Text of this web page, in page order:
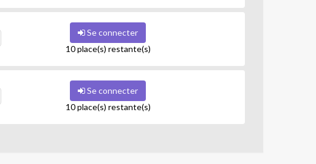
Se connecter
10 place(s) restante(s)
Se connecter
10 place(s) restante(s)